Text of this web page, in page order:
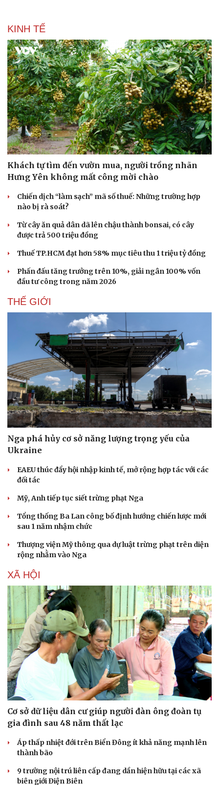
Doanh nghiệp
Doanh nghiệp 24h
Doanh nhân
Vì cộng đồng
Tin Công nghệ
Trải nghiệm
Chuyển đổi số
KINH TẾ
Khách tự tìm đến vườn mua, người trồng nhãn
Hưng Yên không mất công mời chào
Chiến dịch “làm sạch” mã số thuế: Những trường hợp
nào bị rà soát?
Từ cây ăn quả dân dã lên chậu thành bonsai, có cây
được trả 500 triệu đồng
Thuế TP.HCM đạt hơn 58% mục tiêu thu 1 triệu tỷ đồng
Phấn đấu tăng trưởng trên 10%, giải ngân 100% vốn
đầu tư công trong năm 2026
THẾ GIỚI
Nga phá hủy cơ sở năng lượng trọng yếu của
Ukraine
EAEU thúc đẩy hội nhập kinh tế, mở rộng hợp tác với các
đối tác
Mỹ, Anh tiếp tục siết trừng phạt Nga
Tổng thống Ba Lan công bố định hướng chiến lược mới
sau 1 năm nhậm chức
Thượng viện Mỹ thông qua dự luật trừng phạt trên diện
rộng nhằm vào Nga
XÃ HỘI
Cơ sở dữ liệu dân cư giúp người đàn ông đoàn tụ
gia đình sau 48 năm thất lạc
Áp thấp nhiệt đới trên Biển Đông ít khả năng mạnh lên
thành bão
9 trường nội trú liên cấp đang dần hiện hữu tại các xã
biên giới Điện Biên